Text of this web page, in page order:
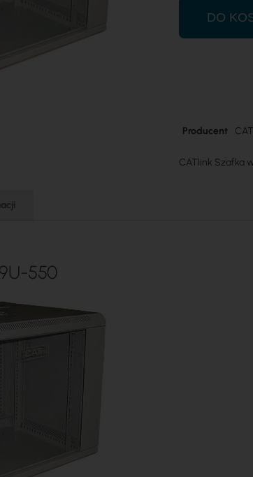
DO
Więcej
Producent
CATlink Szafka
550